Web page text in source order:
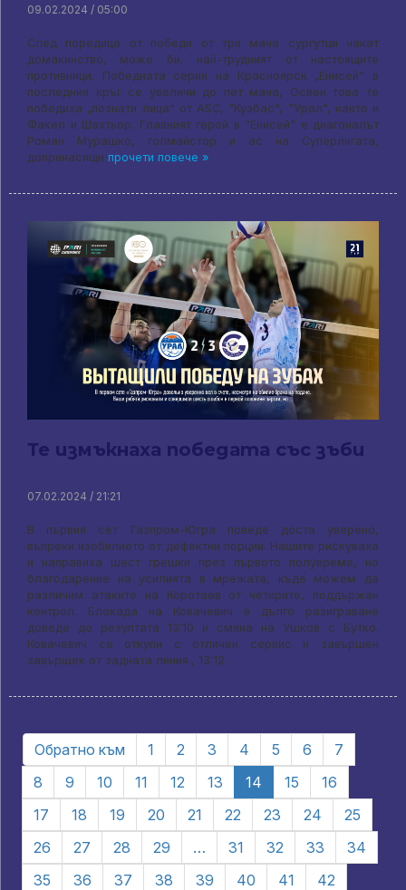
09.02.2024 / 05:00
След поредица от победи от три мача сургутци чакат
домакинство, може би, най-трудният от настоящите
противници. Победната серия на Красноярск „Енисей“ в
последния кръг се увеличи до пет мача, Освен това те
победиха „познати лица“ от ASC, "Кузбас", "Урал", както и
Факел и Шахтьор. Главният герой в "Енисей" е диагоналът
Роман Мурашко, голмайстор и ас на Суперлигата,
допринасящи прочети повече »
Те измъкнаха победата със зъби
07.02.2024 / 21:21
В първия сет Газпром-Югра поведе доста уверено,
въпреки изобилието от дефектни порции. Нашите рискуваха
и направиха шест грешки през първото полувреме, но
благодарение на усилията в мрежата, къде можем да
различим атаките на Коротаев от четирите, поддържан
контрол. Блокада на Ковачевич в дълго разиграване
доведе до резултата 13:10 и смяна на Ушков с Бутко.
Ковачевич се откупи с отличен сервис и завършен
завършек от задната линия., 13:12.
Обратно към 1 2 3 4 5 6
7
8
9 10 11 12 13 14 15
16
17
18 19 20 21 22 23 24
25
26
27 28 29 … 31 32 33
34
35
36 37 38 39 40 41
42